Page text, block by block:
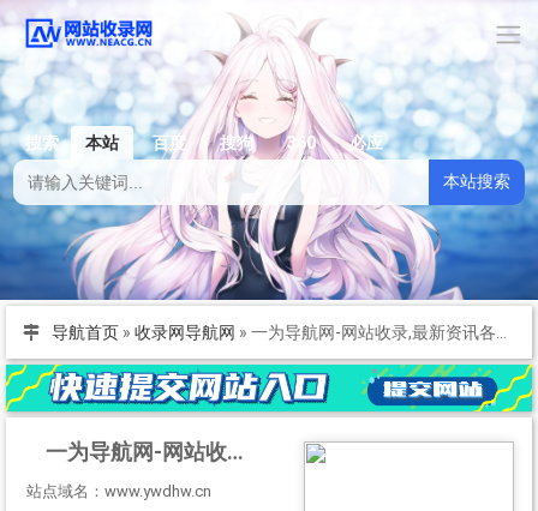
搜索 本站 百度 搜狗 360
必应
本站搜索
导航首页 » 收录网导航网 »
一为导航网-网站收录,最新资讯各类技术分享及优质资源!
站点域名：www.ywdhw.cn